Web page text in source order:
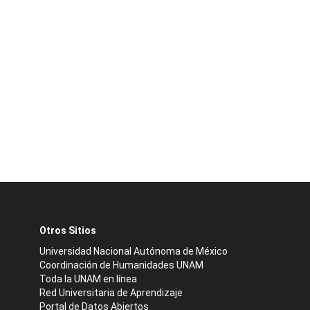
Otros Sitios
Universidad Nacional Autónoma de México
Coordinación de Humanidades UNAM
Toda la UNAM en línea
Red Universitaria de Aprendizaje
Portal de Datos Abiertos